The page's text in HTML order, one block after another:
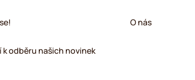
k odběru našich novinek
O nás